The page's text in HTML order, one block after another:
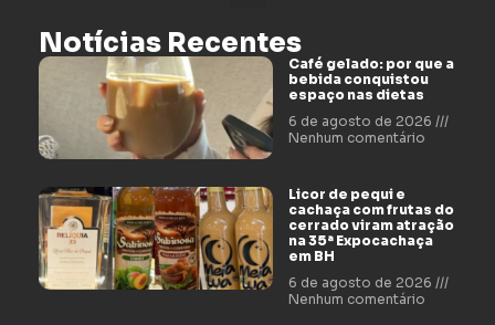
Notícias Recentes
Café gelado: por que a
bebida conquistou
espaço nas dietas
6 de agosto de 2026
Nenhum comentário
Licor de pequi e
cachaça com frutas do
cerrado viram atração
na 35ª Expocachaça
em BH
6 de agosto de 2026
Nenhum comentário